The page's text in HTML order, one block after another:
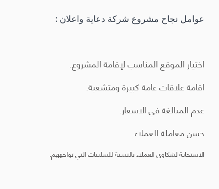
عوامل نجاح مشروع شركة دعاية واعلان :
اختيار الموقع المناسب لإقامة المشروع.
اقامة علاقات عامة كبيرة ومتشعبة.
عدم المبالغة في الاسعار.
حسن معاملة العملاء.
الاستجابة لشكاوى العملاء بالنسبة للسلبيات التي تواجههم.